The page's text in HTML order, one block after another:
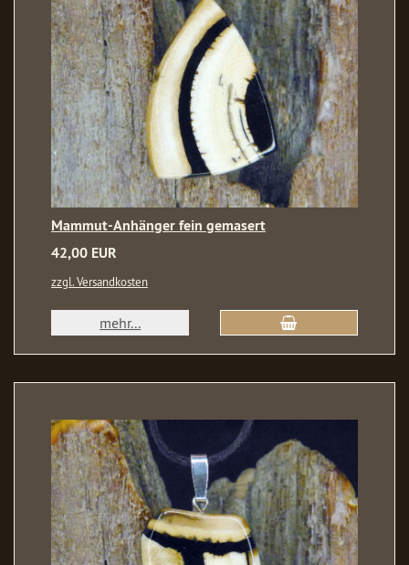
Mammut-Anhänger fein gemasert
42,00 EUR
zzgl. Versandkosten
mehr...